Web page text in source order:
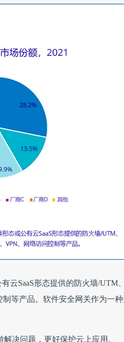
云SaaS形态提供的防火墙/UTM
等产品。软件安全网关作为一
决问题，更好保护云上应用。